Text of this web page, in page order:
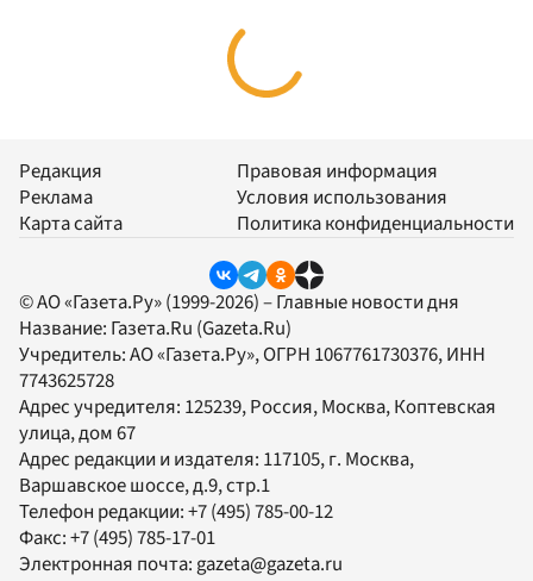
Редакция
Реклама
Карта сайта
Правовая информация
Условия использования
Политика конфиденциальности
© АО «Газета.Ру» (1999-2026) – Главные новости дня
Название: Газета.Ru (Gazeta.Ru)
Учредитель:АО «Газета.Ру», ОГРН 1067761730376, ИНН
7743625728
Адрес учредителя: 125239, Россия, Москва, Коптевская
улица, дом 67
Адрес редакции и издателя: 117105, г. Москва,
Варшавское шоссе, д.9, стр.1
Телефон редакции:+7 (495) 785-00-12
Факс:+7 (495) 785-17-01
Электронная почта:gazeta@gazeta.ru